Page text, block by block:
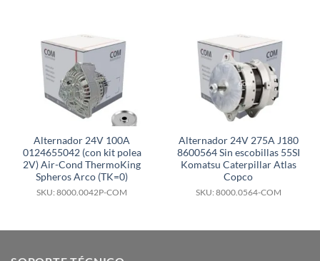
Alternador 24V 100A
0124655042 (con kit polea
2V) Air-Cond ThermoKing
Spheros Arco (TK=0)
SKU: 8000.0042P-COM
Alternador 24V 275A J180
8600564 Sin escobillas 55SI
Komatsu Caterpillar Atlas
Copco
SKU: 8000.0564-COM